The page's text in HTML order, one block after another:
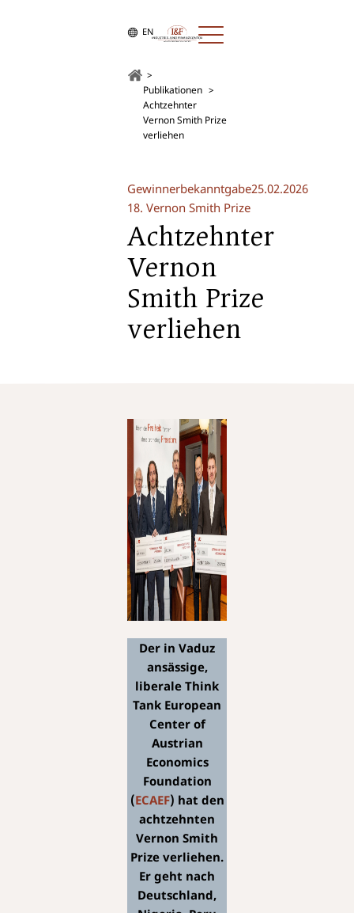
EN
Publikationen
Achtzehnter
Vernon Smith Prize
verliehen
Gewinnerbekanntgabe
18. Vernon Smith Prize
25.02.2026
Achtzehnter
Vernon
Smith Prize
verliehen
Der in Vaduz
ansässige,
liberale Think
Tank European
Center of
Austrian
Economics
Foundation
(ECAEF) hat den
achtzehnten
Vernon Smith
Prize verliehen.
Er geht nach
Deutschland,